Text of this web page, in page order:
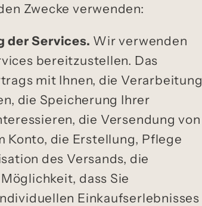
Zwecke verwenden:
der Services. Wir verwenden
bereitzustellen. Das
mit Ihnen, die Verarbeitung
die Speicherung Ihrer
die Versendung von
Konto, die Erstellung, Pflege
des Versands, die
dass Sie
Einkaufserlebnisses